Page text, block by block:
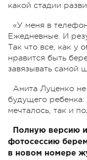
какой стадии
«У меня в
Ежедневные. И
Так что все, как у
нравится быть
завязывать самой
Анита Луценко
будущего ребенка:
мечталось, так и
Полную версию
фотосессию
в новом номере